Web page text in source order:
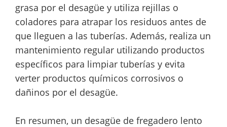
grasa por el desagüe y utiliza rejillas o
coladores para atrapar los residuos antes de
que lleguen a las tuberías. Además, realiza un
mantenimiento regular utilizando productos
específicos para limpiar tuberías y evita
verter productos químicos corrosivos o
dañinos por el desagüe.
En resumen, un desagüe de fregadero lento